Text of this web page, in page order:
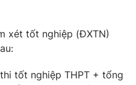
Việt Nam
xét tốt nghiệp (ĐXTN)
tốt nghiệp THPT + tổng